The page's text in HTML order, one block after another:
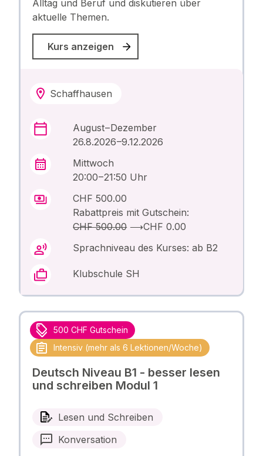
Alltag und Beruf und diskutieren über
aktuelle Themen.
Kurs anzeigen
Schaffhausen
August – Dezember
26.8.2026 –9.12.2026
Mittwoch
20:00 – 21:50 Uhr
CHF 500.00
Rabattpreis mit Gutschein:
CHF 500.00⟶CHF 0.00
Sprachniveau des Kurses: ab B2
Klubschule SH
500 CHF Gutschein
Intensiv (mehr als 6 Lektionen/Woche)
Deutsch Niveau B1 - besser lesen
und schreiben Modul 1
Lesen und Schreiben
Konversation